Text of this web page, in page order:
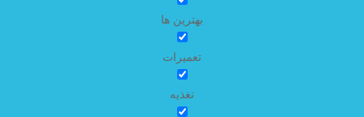
بهترین ها
تعمیرات
تغذیه